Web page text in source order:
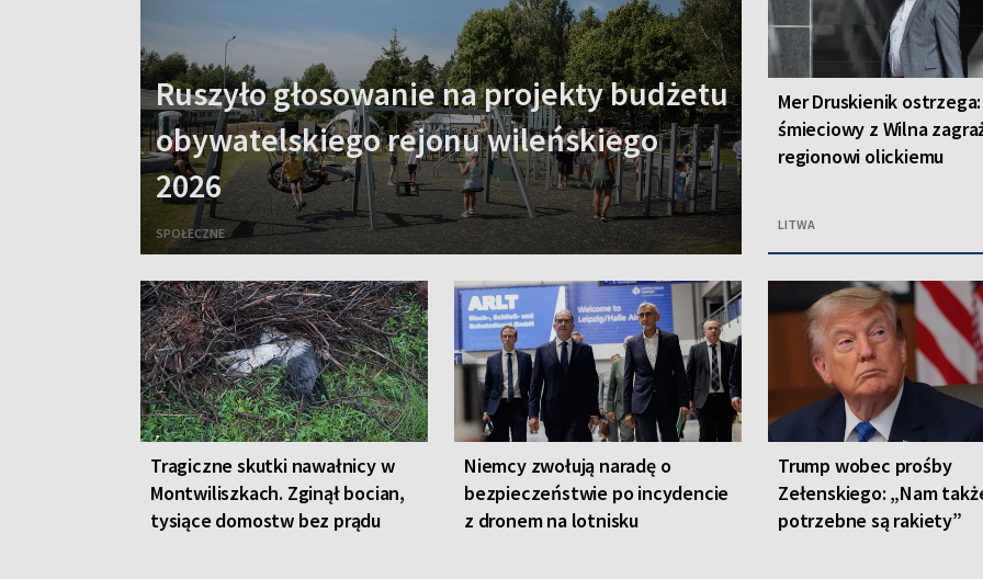
Ruszyło głosowanie na projekty budżetu
obywatelskiego rejonu wileńskiego
2026
SPOŁECZNE
Mer Druskienik
śmieciowy z Wilna
regionowi olickiemu
LITWA
Tragiczne skutki nawałnicy w
Montwiliszkach. Zginął bocian,
tysiące domostw bez prądu
Niemcy zwołują naradę o
bezpieczeństwie po incydencie
z dronem na lotnisku
Trump wobec prośby
Zełenskiego: „Nam
potrzebne są rakiety”